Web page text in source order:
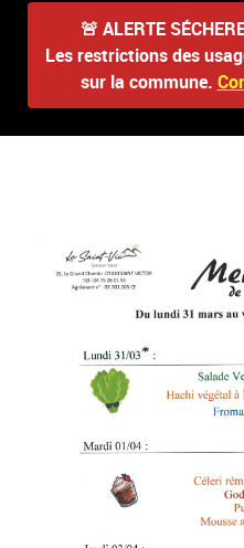
🚨 ALERTE
Les restrictions des
sur la commune.